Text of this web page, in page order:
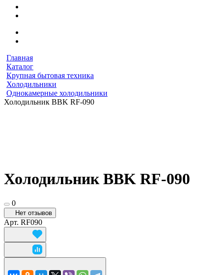
Главная
Каталог
Крупная бытовая техника
Холодильники
Однокамерные холодильники
Холодильник BBK RF-090
Холодильник BBK RF-090
0
Нет отзывов
Арт. RF090